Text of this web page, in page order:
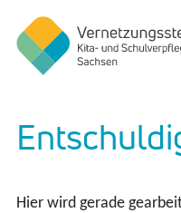
Hier wird gerade